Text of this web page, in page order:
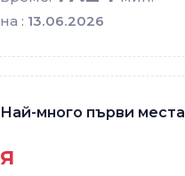
на : 13.06.2026
Най-много първи места
я